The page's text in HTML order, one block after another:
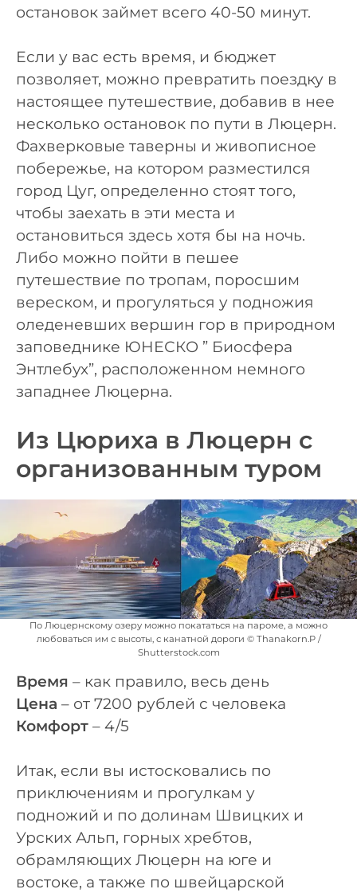
остановок займет всего 40-50 минут.
Если у вас есть время, и бюджет
позволяет, можно превратить поездку в
настоящее путешествие, добавив в нее
несколько остановок по пути в Люцерн.
Фахверковые таверны и живописное
побережье, на котором разместился
город Цуг, определенно стоят того,
чтобы заехать в эти места и
остановиться здесь хотя бы на ночь.
Либо можно пойти в пешее
путешествие по тропам, поросшим
вереском, и прогуляться у подножия
оледеневших вершин гор в природном
заповеднике ЮНЕСКО ” Биосфера
Энтлебух”, расположенном немного
западнее Люцерна.
Из Цюриха в Люцерн с
организованным туром
По Люцернскому озеру можно покататься на пароме, а можно
любоваться им с высоты, с канатной дороги © Thanakorn.P /
Shutterstock.com
Время – как правило, весь день
Цена – от 7200 рублей с человека
Комфорт – 4/5
Итак, если вы истосковались по
приключениям и прогулкам у
подножий и по долинам Швицких и
Урских Альп, горных хребтов,
обрамляющих Люцерн на юге и
востоке, а также по швейцарской